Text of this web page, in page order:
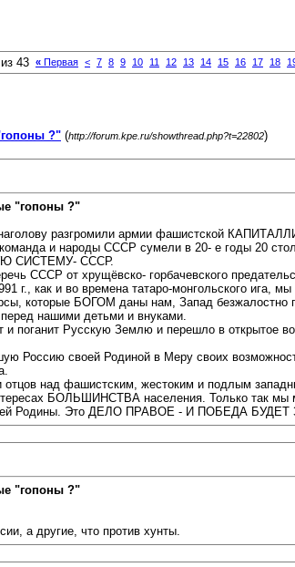
43 « Первая < 7 8 9 10 11 12 13 14 15 16 17 18
?" (http://forum.kpe.ru/showthread.php?t=22802)
"гопоны ?"
разгромили армии фашистской
и народы СССР сумели в 20- е годы 20
СИСТЕМУ- СССР.
СССР от хрущёвско- горбачевского
г., как и во времена татаро-монгольского
которые БОГОМ даны нам, Запад безжалостно
нашими детьми и внуками.
Русскую Землю и перешло в открытое
Россию своей Родиной в Меру своих
над фашистским, жестоким и подлым
БОЛЬШИНСТВА населения. Только так мы
Родины. Это ДЕЛО ПРАВОЕ - И ПОБЕДА
"гопоны ?"
а другие, что против хунты.